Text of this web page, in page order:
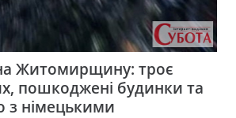
Житомирщину: троє
пошкоджені будинки та
з німецькими